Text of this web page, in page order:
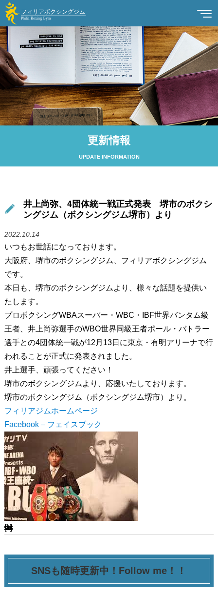
更新情報
UPDATE INFORMATION
井上尚弥、4団体統一戦正式発表 堺市のボクシ
ングジム（ボクシングジム堺市）より
2022.10.14
いつもお世話になっております。
大阪府、堺市のボクシングジム、フィリアボクシングジム
です。
本日も、堺市のボクシングジムより、様々な話題を提供い
たします。
プロボクシングWBAスーパー・WBC・IBF世界バンタム級
王者、井上尚弥選手のWBO世界同級王者ポール・バトラー
選手との4団体統一戦が12月13日に東京・有明アリーナで行
われることが正式に発表されました。
井上選手、頑張ってください！
堺市のボクシングジムより、応援いたしております。
堺市のボクシングジム（ボクシングジム堺市）より。
フィリアジムホームページ
Facebook – フェイスブック
[ssba-buttons]
SNSも随時更新中！Follow me！！